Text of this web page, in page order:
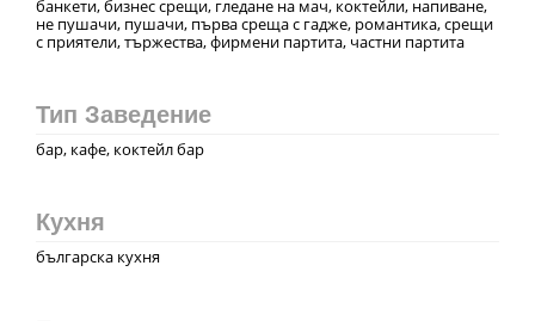
банкети, бизнес срещи, гледане на мач, коктейли, напиване,
не пушачи, пушачи, първа среща с гадже, романтика, срещи
с приятели, тържества, фирмени партита, частни партита
Тип Заведение
бар, кафе, коктейл бар
Кухня
българска кухня